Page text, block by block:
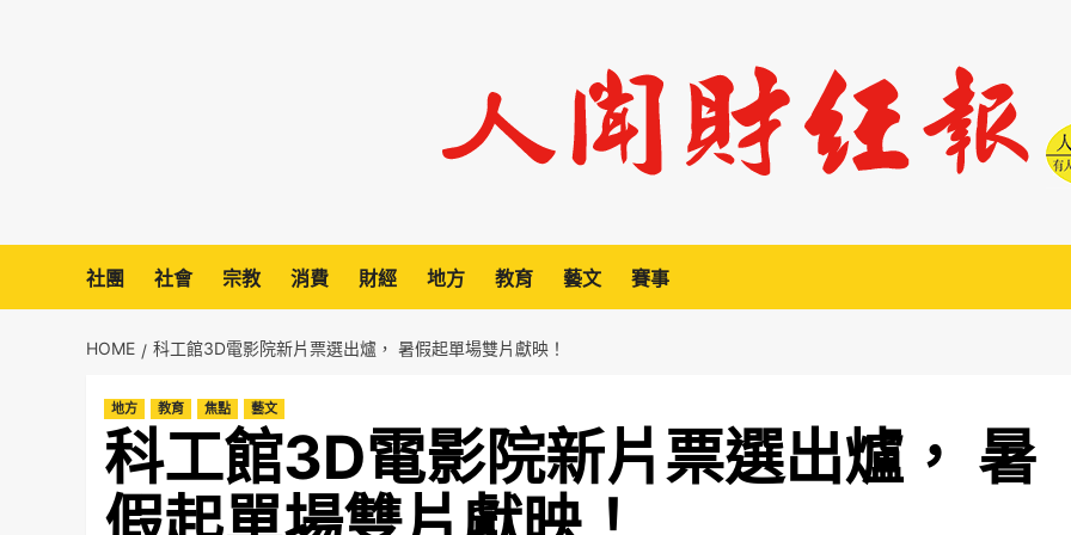
社團 社會 宗教 消費 財經 地方 教育 藝文 賽事
HOME 科工館3D電影院新片票選出爐， 暑假起單場雙片獻映！
地方 教育 焦點 藝文
科工館3D電影院新片票選出爐， 暑